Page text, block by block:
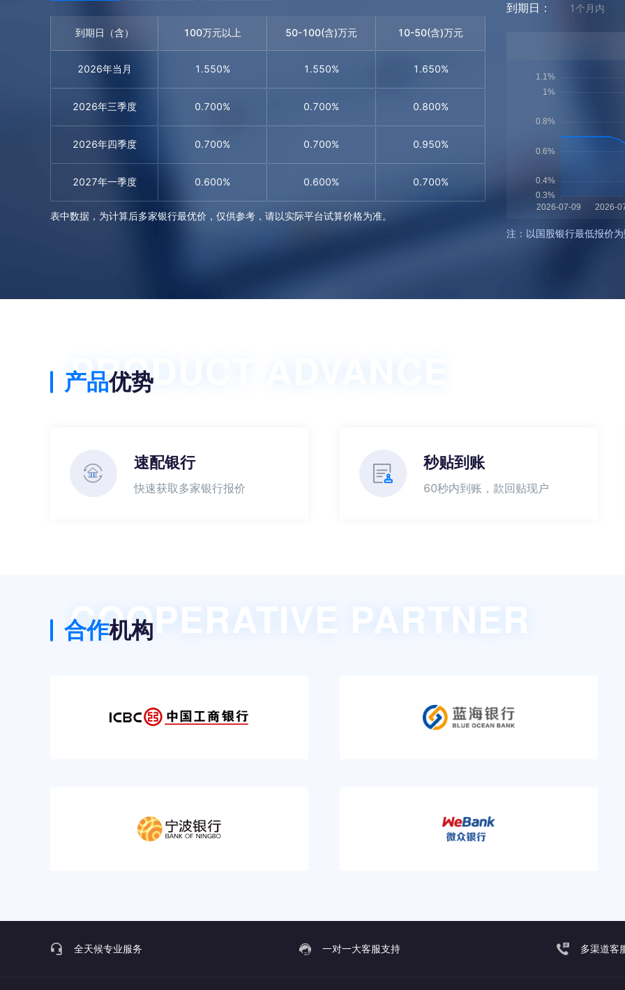
到期日（含） 100万元以上 50-100(含)万元 10-50(含)万元
2026年当月 1.550% 1.550% 1.650%
2026年三季度 0.700% 0.700% 0.800%
2026年四季度 0.700% 0.700% 0.950%
2027年一季度 0.600% 0.600% 0.700%
表中数据，为计算后多家银行最优价，仅供参考，请以实际平台试算价格为准。
到期日： 1个月内
注：以国股银行最低报价
产品优势
PRODUCT ADVANCE
速配银行
快速获取多家银行报价
秒贴到账
60秒内到账，款回贴现户
合作机构
COOPERATIVE PARTNER
全天候专业服务 一对一大客服支持 多渠道客